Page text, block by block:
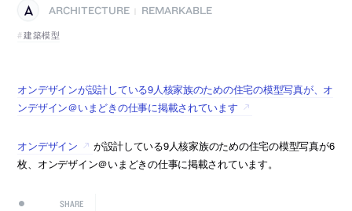
ARCHITECTURE
REMARKABLE
建築模型
オンデザインが設計している9人核家族のための住宅の模型写真が、オ
ンデザイン＠いまどきの仕事に掲載されています
オンデザイン
が設計している9人核家族のための住宅の模型写真が6
枚、オンデザイン＠いまどきの仕事に掲載されています。
SHARE